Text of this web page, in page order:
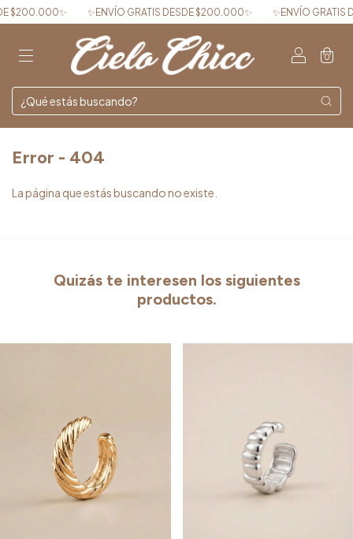
$200.000✨ ✨ENVÍO GRATIS DESDE $200.000✨ ✨ENVÍO GRATIS
0
Error - 404
La página que estás buscando no existe.
Quizás te interesen los siguientes
productos.